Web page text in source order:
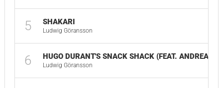
5 SHAKARI
Ludwig Göransson
6 HUGO DURANT'S SNACK SHACK (FEAT. ANDREAS
Ludwig Göransson